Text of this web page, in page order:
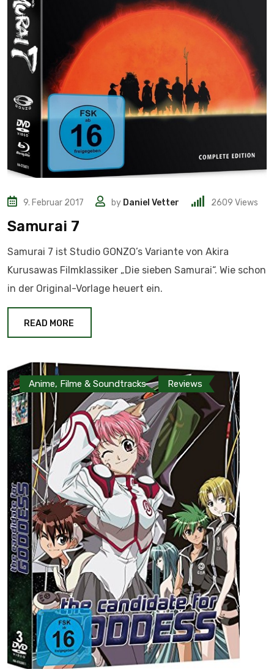
9. Februar 2017 by Daniel Vetter 2609 Views
Samurai 7
Samurai 7 ist Studio GONZO’s Variante von Akira
Kurusawas Filmklassiker „Die sieben Samurai“. Wie schon
in der Original-Vorlage heuert ein.
READ MORE
Anime, Filme & Soundtracks Reviews